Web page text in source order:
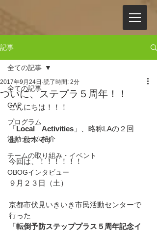
記事
全ての記事
GAP
プログラム
活動チーム紹介
チームの取り組み・イベント
OBOGインタビュー
全ての記事
ついに、ステプラ５周年！！
2017年9月24日 読了時間: 2分
こんにちは！！！
「Local　Activities 」、略称LAの２回
生、藤本です
今回は、！！！！！！
９月２３日（土）
京都市伏見いきいき市民活動センターで
行った
「転倒予防ステッププラス５周年記念イ